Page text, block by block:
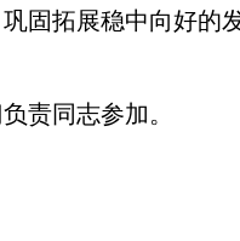
固拓展稳中向好的
责同志参加。